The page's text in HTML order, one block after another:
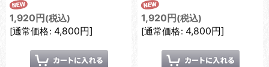
1,920 円 (税込)
[通常価格: 4,800円]
1,920 円 (税込)
[通常価格: 4,800円]